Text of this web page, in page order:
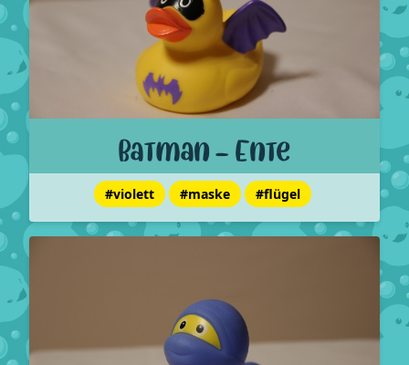
Batman - Ente
#violett #maske #flügel